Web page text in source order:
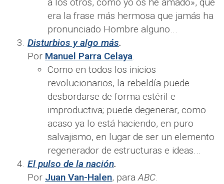
era la frase más hermosa que jamás ha
pronunciado Hombre alguno...
Disturbios y algo más.
Por Manuel Parra Celaya.
Como en todos los inicios
revolucionarios, la rebeldía puede
desbordarse de forma estéril e
improductiva; puede degenerar, como
acaso ya lo está haciendo, en puro
salvajismo, en lugar de ser un elemento
regenerador de estructuras e ideas...
El pulso de la nación.
Por Juan Van-Halen, paraABC.